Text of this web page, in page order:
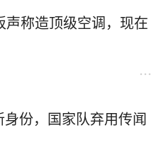
称造顶级空调，现在
份，国家队弃用传闻